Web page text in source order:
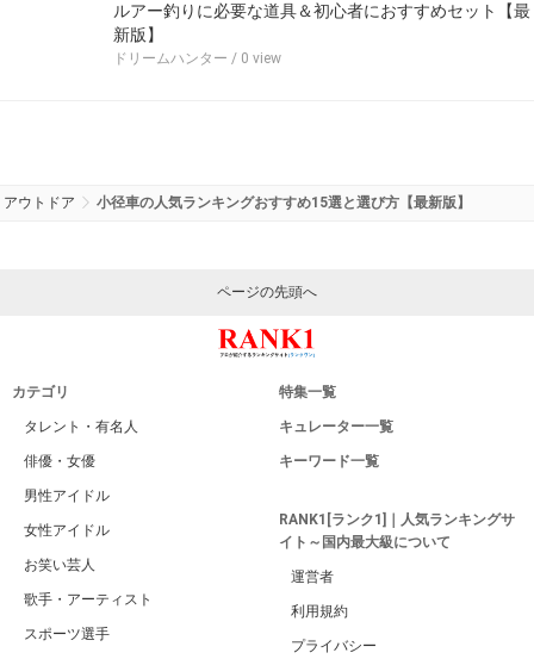
ルアー釣りに必要な道具＆初心者におすすめセット【最
新版】
ドリームハンター / 0 view
アウトドア 小径車の人気ランキングおすすめ15選と選び方【最新版】
ページの先頭へ
カテゴリ
タレント・有名人
俳優・女優
男性アイドル
女性アイドル
お笑い芸人
歌手・アーティスト
スポーツ選手
特集一覧
キュレーター一覧
キーワード一覧
RANK1[ランク1]｜人気ランキングサ
イト～国内最大級について
運営者
利用規約
プライバシー